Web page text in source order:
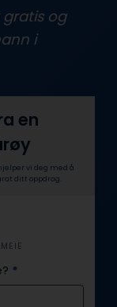
gratis og
i
en
vi deg med å
ditt oppdrag.
*